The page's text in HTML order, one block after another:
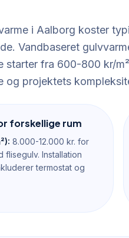
i Aalborg koster
Vandbaseret
starter fra 600-800 kr/
og projektets
forskellige rum
8.000-12.000 kr. for
flisegulv. Installation
termostat og